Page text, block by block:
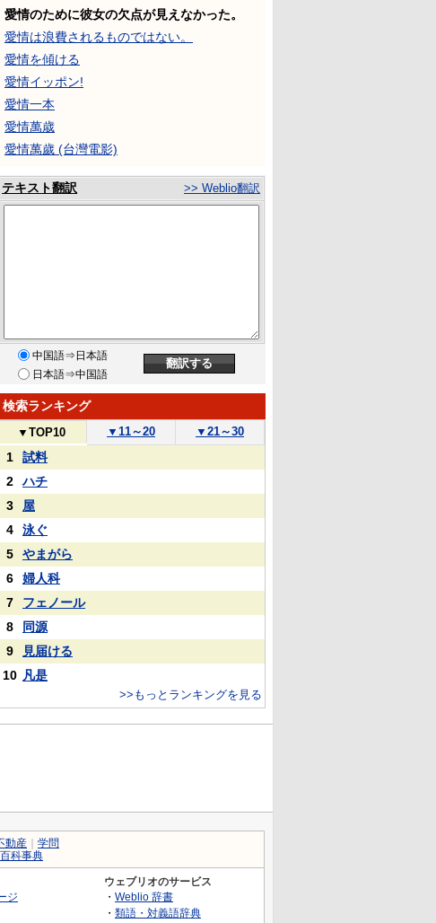
愛情のために彼女の欠点が見えなかった。
愛情は浪費されるものではない。
愛情を傾ける
愛情イッポン!
愛情一本
愛情萬歳
愛情萬歲 (台灣電影)
テキスト翻訳 >> Weblio翻訳
中国語⇒日本語
日本語⇒中国語
検索ランキング
▼ TOP10 ▼ 11～20 ▼ 21～30
1
試料
2
ハチ
3
屋
4
泳ぐ
5
やまがら
6
婦人科
7
フェノール
8
同源
9
見届ける
10 凡是
>>もっとランキングを見る
動産
学問
科事典
ジ
ウェブリオのサービス
・ Weblio 辞書
・ 類語・対義語辞典